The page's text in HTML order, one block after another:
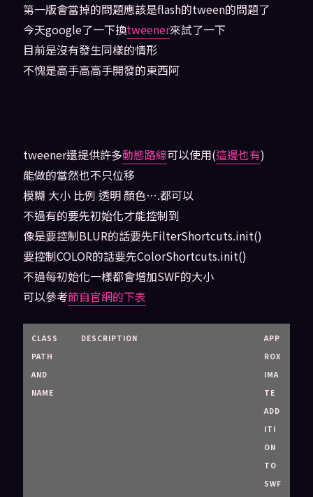
第一版會當掉的問題應該是flash的tween的問題了
今天google了一下換tweener來試了一下
目前是沒有發生同樣的情形
不愧是高手高高手開發的東西阿
tweener還提供許多動態路線可以使用(這邊也有)
能做的當然也不只位移
模糊 大小 比例 透明 顏色….都可以
不過有的要先初始化才能控制到
像是要控制BLUR的話要先FilterShortcuts.init()
要控制COLOR的話要先ColorShortcuts.init()
不過每初始化一樣都會增加SWF的大小
可以參考節自官網的下表
CLASS
PATH
AND
NAME
DESCRIPTION
APP
ROX
IMA
TE
ADD
ITI
ON
TO
SWF